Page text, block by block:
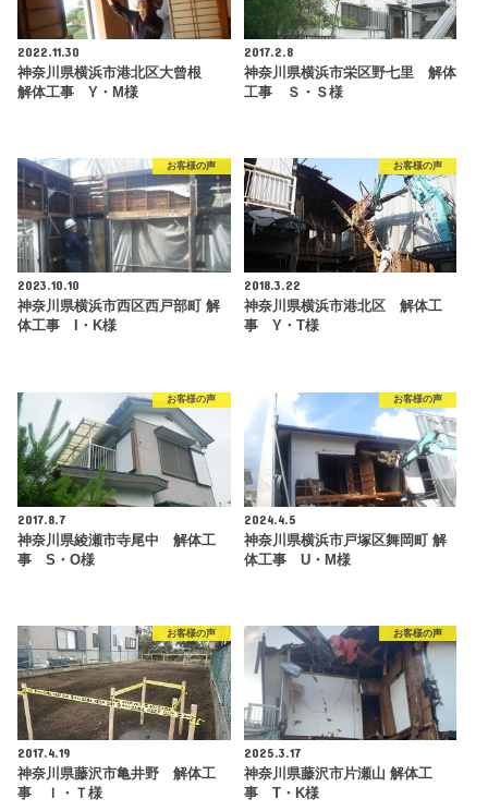
2022.11.30
神奈川県横浜市港北区大曾根
解体工事 Y・M様
2017.2.8
神奈川県横浜市栄区野七里 解体
工事 Ｓ・Ｓ様
お客様の声
2023.10.10
神奈川県横浜市西区西戸部町 解
体工事 I・K様
お客様の声
2018.3.22
神奈川県横浜市港北区 解体工
事 Y・T様
お客様の声
2017.8.7
神奈川県綾瀬市寺尾中 解体工
事 S・O様
お客様の声
2024.4.5
神奈川県横浜市戸塚区舞岡町 解
体工事 U・M様
お客様の声
2017.4.19
神奈川県藤沢市亀井野 解体工
事 Ｉ・Ｔ様
お客様の声
2025.3.17
神奈川県藤沢市片瀬山 解体工
事 T・K様